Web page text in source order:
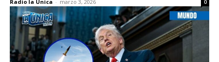
Radio la Única - marzo 3, 2026 0